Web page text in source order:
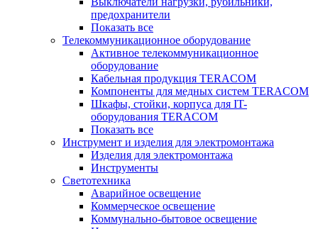
предохранители
Показать все
Телекоммуникационное оборудование
Активное телекоммуникационное
оборудование
Кабельная продукция TERACOM
Компоненты для медных систем TERACOM
Шкафы, стойки, корпуса для IT-
оборудования TERACOM
Показать все
Инструмент и изделия для электромонтажа
Изделия для электромонтажа
Инструменты
Светотехника
Аварийное освещение
Коммерческое освещение
Коммунально-бытовое освещение